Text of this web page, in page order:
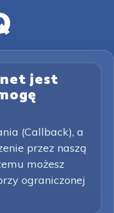
jest
(Callback), a
przez naszą
możesz
ograniczonej